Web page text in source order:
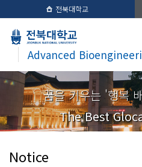
전북대학교
Advanced
꿈을 키우는 '행복
The Best
Notice